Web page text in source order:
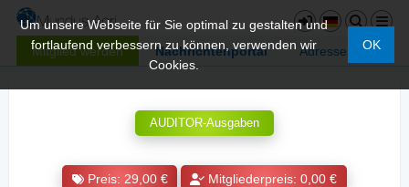
Mitglied werden Nachrichtenportal Adressen
Um unsere Webseite für Sie optimal zu gestalten und
fortlaufend verbessern zu können, verwenden wir
Cookies.
OK
AUDITOR-Ausgaben
Preis: 29,00 € Mitgliederpreis: 0,00 €